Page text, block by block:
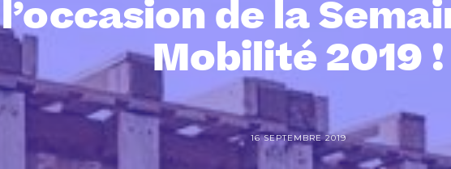
l’occasion de la
Mobilité 2019 !
16 SEPTEMBRE 2019